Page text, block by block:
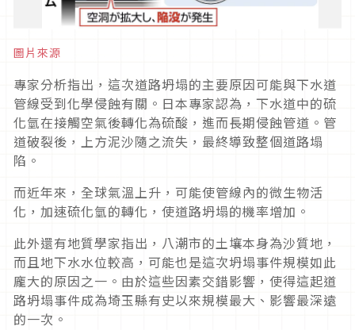
圖片來源
專家分析指出，這次道路坍塌的主要原因可能與下水道
管線受到化學侵蝕有關。日本專家認為，下水道中的硫
化氫在接觸空氣後轉化為硫酸，進而長期侵蝕管道。管
道破裂後，上方泥沙隨之流失，最終導致整個道路塌
陷。
而近年來，全球氣溫上升，可能使管線內的微生物活
化，加速硫化氫的轉化，使道路坍塌的機率增加。
此外還有地質學家指出，八潮市的土壤本身為沙質地，
而且地下水水位較高，可能也是這次坍塌事件規模如此
龐大的原因之一。由於這些因素交錯影響，使得這起道
路坍塌事件成為埼玉縣有史以來規模最大、影響最深遠
的一次。